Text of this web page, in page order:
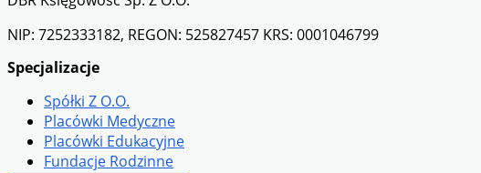
NIP: 7252333182, REGON: 525827457 KRS: 0001046799
Specjalizacje
Spółki Z O.o.
Placówki Medyczne
Placówki Edukacyjne
Fundacje Rodzinne